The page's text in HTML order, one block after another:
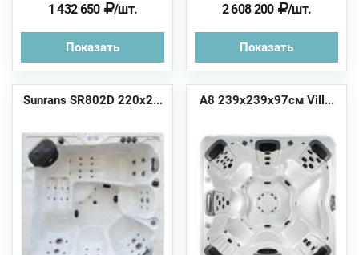
1 432 650 /шт.
Показать
2 608 200 /шт.
Показать
Sunrans SR802D 220х2... A8 239x239x97см Vill...